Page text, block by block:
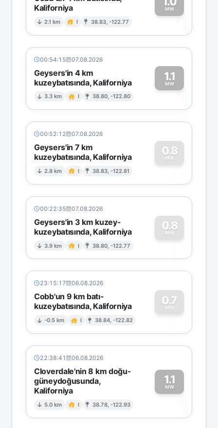
Kaliforniya
2.1 km I 38.83, -122.77
MW1
00:54:15 07.08.2026
Geysers'in 4 km
kuzeybatısında, Kaliforniya
3.3 km I 38.80, -122.80
1.1
MW1
00:52:12 07.08.2026
Geysers'in 7 km
kuzeybatısında, Kaliforniya
2.8 km I 38.83, -122.81
0.8
MW
0
00:22:35 07.08.2026
Geysers'in 3 km kuzey-
kuzeybatısında, Kaliforniya
3.9 km I 38.80, -122.77
0.8
MW
0
23:15:17 06.08.2026
Cobb'un 9 km batı-
kuzeybatısında, Kaliforniya
-0.5 km I 38.84, -122.82
0.7
MW
0
22:38:41 06.08.2026
Cloverdale'nin 8 km doğu-
güneydoğusunda,
Kaliforniya
5.0 km I 38.78, -122.93
1.1
MW
1